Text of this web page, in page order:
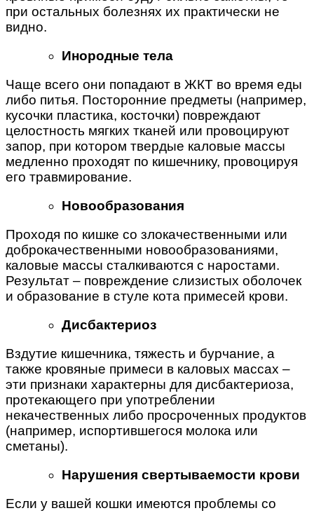
при остальных болезнях их практически не
видно.
Инородные тела
Чаще всего они попадают в ЖКТ во время еды
либо питья. Посторонние предметы (например,
кусочки пластика, косточки) повреждают
целостность мягких тканей или провоцируют
запор, при котором твердые каловые массы
медленно проходят по кишечнику, провоцируя
его травмирование.
Новообразования
Проходя по кишке со злокачественными или
доброкачественными новообразованиями,
каловые массы сталкиваются с наростами.
Результат – повреждение слизистых оболочек
и образование в стуле кота примесей крови.
Дисбактериоз
Вздутие кишечника, тяжесть и бурчание, а
также кровяные примеси в каловых массах –
эти признаки характерны для дисбактериоза,
протекающего при употреблении
некачественных либо просроченных продуктов
(например, испортившегося молока или
сметаны).
Нарушения свертываемости крови
Если у вашей кошки имеются проблемы со